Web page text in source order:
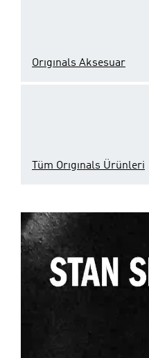
Orıgınals Aksesuar
Tüm Orıgınals Ürünleri